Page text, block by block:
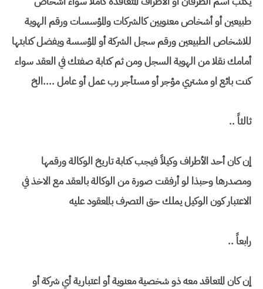
طبيعين أو أشخاص معنويين كالشركات والمؤسسات ورقم الهوية
للاشخاص الطبيعين ورقم سجل الشركة أو المؤسسة ويفضل كتابتها
أمامك نقلا من الهوية السجل ومن ثم كتابة صفتك في العقد سواء
كنت بائع او مشتري مؤجر أو مستأجر رب عمل أو عامل ....الخ
ثالثاً ..
إن كان أحد الأطراف وكيلاً فيجب كتابة تاريخ الوكالة ورقمها
ومصدرها وحبذا لو أرفقت صورة من الوكالة بالعقد مع الاخذ في
الاعتبار كون الوكيل يملك حق التصرف بالمعقود عليه
رابعاً ..
إن كان المتعاقد معه ذو شخصية معنوية أو اعتبارية أي شركة أو